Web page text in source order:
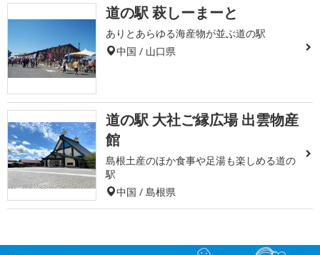
道の駅 萩しーまーと
ありとあらゆる海産物が並ぶ道の駅
中国 / 山口県
道の駅 大社ご縁広場 出雲物産
館
島根土産のほか食事や足湯も楽しめる道の
駅
中国 / 島根県